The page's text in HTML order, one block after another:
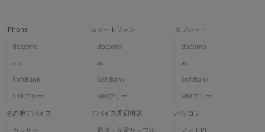
iPhone
docomo
au
SoftBank
SIMフリー
スマートフォン
docomo
au
SoftBank
SIMフリー
タブレット
docomo
au
SoftBank
SIMフリー
その他デバイス
ガラケー
デバイス周辺機器
通信・充電ケーブル
パソコン
ノートPC